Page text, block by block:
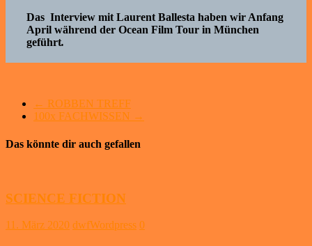
Das Interview mit Laurent Ballesta haben wir Anfang
April während der Ocean Film Tour in München
geführt.
← ROBBEN TREFF
100x FACHWISSEN →
Das könnte dir auch gefallen
SCIENCE FICTION
11. März 2020 dwfWordpress 0